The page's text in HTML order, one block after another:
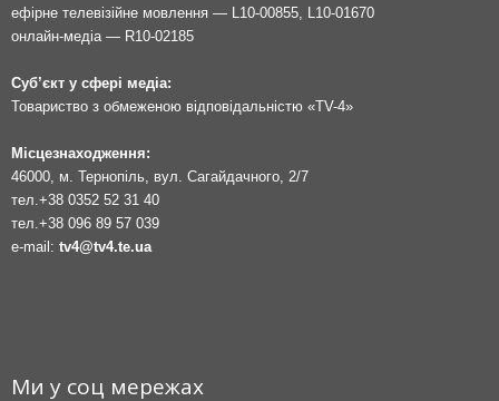
ефірне телевізійне мовлення — L10-00855, L10-01670
онлайн-медіа — R10-02185
Суб’єкт у сфері медіа:
Товариство з обмеженою відповідальністю «TV-4»
Місцезнаходження:
46000, м. Тернопіль, вул. Сагайдачного, 2/7
тел.+38 0352 52 31 40
тел.+38 096 89 57 039
e-mail: tv4@tv4.te.ua
Ми у соц мережах